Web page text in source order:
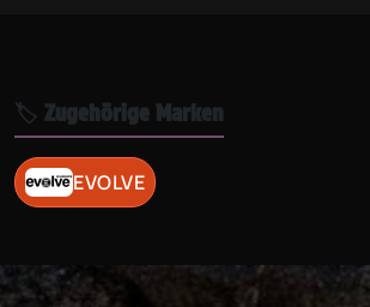
🏷️ Zugehörige Marken
EVOLVE